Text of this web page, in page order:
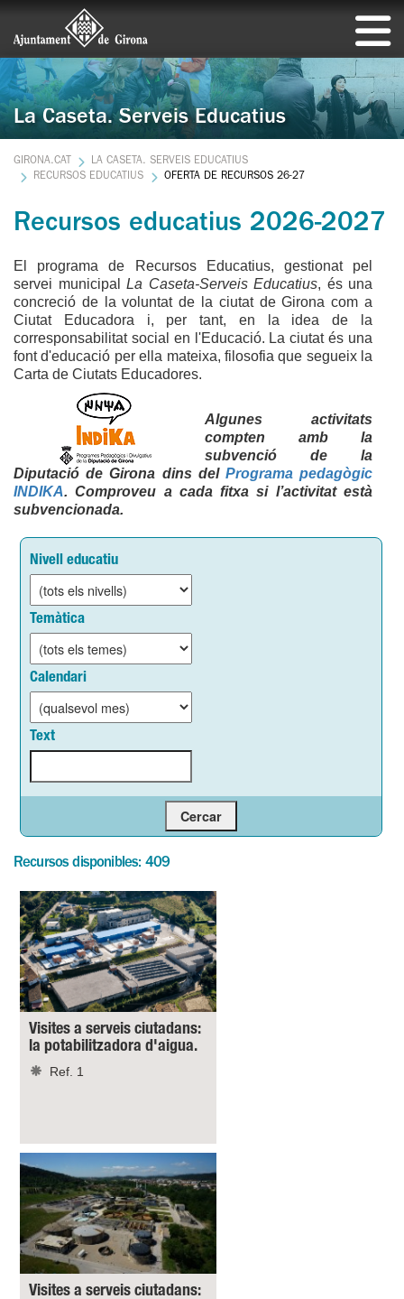
La Caseta. Serveis Educatius
GIRONA.CAT
LA CASETA. SERVEIS EDUCATIUS
RECURSOS EDUCATIUS
OFERTA DE RECURSOS 26-27
Recursos educatius 2026-2027
El programa de Recursos Educatius, gestionat pel
servei municipal La Caseta-Serveis Educatius, és una
concreció de la voluntat de la ciutat de Girona com a
Ciutat Educadora i, per tant, en la idea de la
corresponsabilitat social en l'Educació. La ciutat és una
font d'educació per ella mateixa, filosofia que segueix la
Carta de Ciutats Educadores.
Algunes activitats
compten amb la
subvenció de la
Diputació de Girona dins del Programa pedagògic
INDIKA. Comproveu a cada fitxa si l’activitat està
subvencionada.
Nivell educatiu
Temàtica
Calendari
Text
Recursos disponibles: 409
Visites a serveis ciutadans:
la potabilitzadora d'aigua.
Ref. 1
Visites a serveis ciutadans: